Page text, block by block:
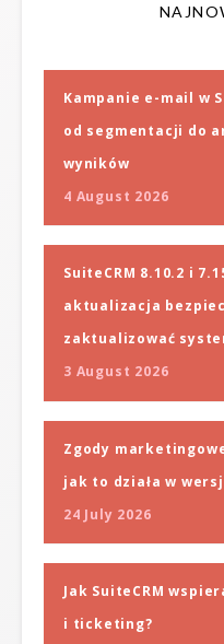
Kampanie e-mail w
od segmentacji do
wyników
4 August 2026
SuiteCRM 8.10.2 i
aktualizacja
zaktualizować
3 August 2026
Zgody
jak to działa w
24 July 2026
Jak SuiteCRM
i ticketing?